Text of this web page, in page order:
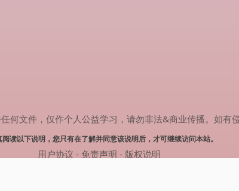
何文件，仅作个人公益学习，请勿非法&商业传播。如有
阅读以下说明，您只有在了解并同意该说明后，才可继续访问本站。
用户协议 - 免责声明 - 版权说明